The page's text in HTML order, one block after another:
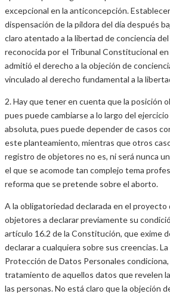
excepcional en la anticoncepción.
dispensación de la píldora del día después
claro atentado a la libertad de conciencia
reconocida por el Tribunal Constitucional
admitió el derecho a la objeción de
vinculado al derecho fundamental a la
2. Hay que tener en cuenta que la posición
pues puede cambiarse a lo largo del
absoluta, pues puede depender de casos
este planteamiento, mientras que otros
registro de objetores no es, ni será nunca
el que se acomode tan complejo tema
reforma que se pretende sobre el aborto.
A la obligatoriedad declarada en el
objetores a declarar previamente su
artículo 16.2 de la Constitución, que exime
declarar a cualquiera sobre sus creencias.
Protección de Datos Personales
tratamiento de aquellos datos que revelen
las personas. No está claro que la objeción